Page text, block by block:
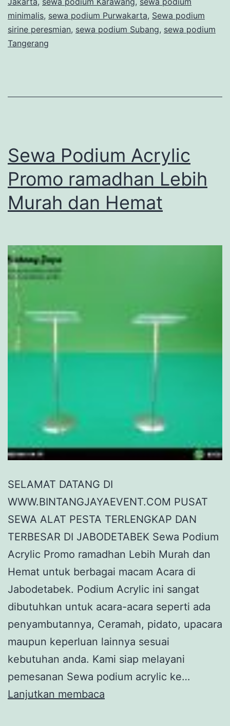
minimalis, sewa podium Purwakarta, Sewa podium
sirine peresmian, sewa podium Subang, sewa podium
Tangerang
Sewa Podium Acrylic
Promo ramadhan Lebih
Murah dan Hemat
SELAMAT DATANG DI
WWW.BINTANGJAYAEVENT.COM PUSAT
SEWA ALAT PESTA TERLENGKAP DAN
TERBESAR DI JABODETABEK Sewa Podium
Acrylic Promo ramadhan Lebih Murah dan
Hemat untuk berbagai macam Acara di
Jabodetabek. Podium Acrylic ini sangat
dibutuhkan untuk acara-acara seperti ada
penyambutannya, Ceramah, pidato, upacara
maupun keperluan lainnya sesuai
kebutuhan anda. Kami siap melayani
pemesanan Sewa podium acrylic ke…
Lanjutkan membaca